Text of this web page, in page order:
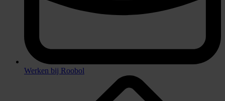
Werken bij Roobol